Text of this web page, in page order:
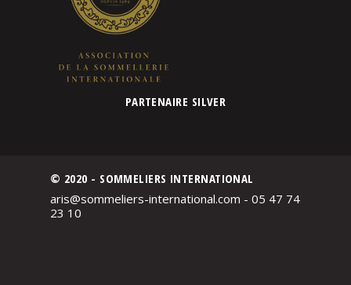
PARTENAIRE SILVER
© 2020 - SOMMELIERS INTERNATIONAL
aris@sommeliers-international.com - 05 47 74
23 10